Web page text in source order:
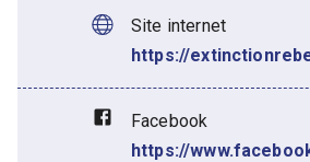
Site internet
https://
Facebook
https://